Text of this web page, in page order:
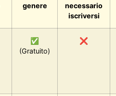
genere
necessario
iscriversi
✅
(Gratuito)
❌